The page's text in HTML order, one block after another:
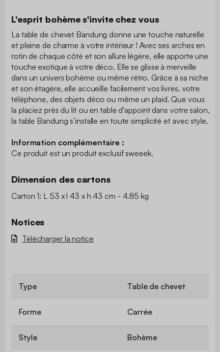
L'esprit bohème s'invite chez vous
La table de chevet Bandung donne une touche naturelle
et pleine de charme à votre intérieur ! Avec ses arches en
rotin de chaque côté et son allure légère, elle apporte une
touche exotique à votre déco. Elle se glisse à merveille
dans un univers bohème ou même rétro. Grâce à sa niche
et son étagère, elle accueille facilement vos livres, votre
téléphone, des objets déco ou même un plaid. Que vous
la placiez près du lit ou en table d'appoint dans votre salon,
la table Bandung s’installe en toute simplicité et avec style.
Information complémentaire :
Ce produit est un produit exclusif sweeek.
Dimension des cartons
Carton 1: L 53 x l 43 x h 43 cm - 4.85 kg
Notices
Télécharger la notice
Type Table de chevet
Forme Carrée
Style Bohème